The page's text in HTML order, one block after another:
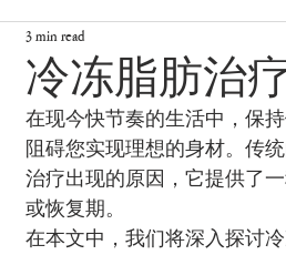
Skin Boosters
冷冻脂肪治
3 min read
在现今快节奏的生活中，保
阻碍您实现理想的身材。传
治疗出现的原因，它提供了
或恢复期。
在本文中，我们将深入探讨